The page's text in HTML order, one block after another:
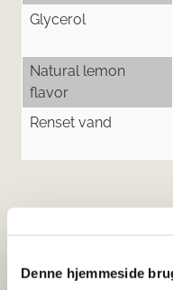
Denne hjemmeside
Glycerol
Natural lemon
flavor
Renset vand
Her kan du
oplysninger